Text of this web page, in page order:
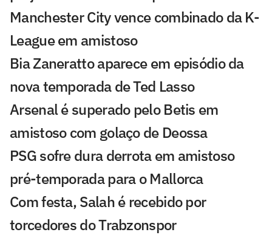
Manchester City vence combinado da K-
League em amistoso
Bia Zaneratto aparece em episódio da
nova temporada de Ted Lasso
Arsenal é superado pelo Betis em
amistoso com golaço de Deossa
PSG sofre dura derrota em amistoso
pré-temporada para o Mallorca
Com festa, Salah é recebido por
torcedores do Trabzonspor